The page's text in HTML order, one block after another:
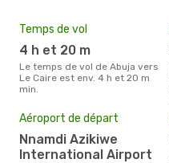
Temps de vol
4 h et 20 m
Le temps de vol de Abuja vers
Le Caire est env. 4 h et 20 m
min.
Aéroport de départ
Nnamdi Azikiwe
International Airport